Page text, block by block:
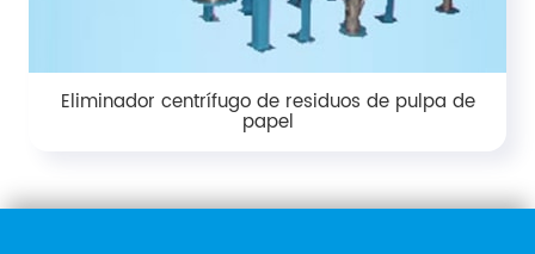
Eliminador centrífugo de residuos de pulpa de
papel